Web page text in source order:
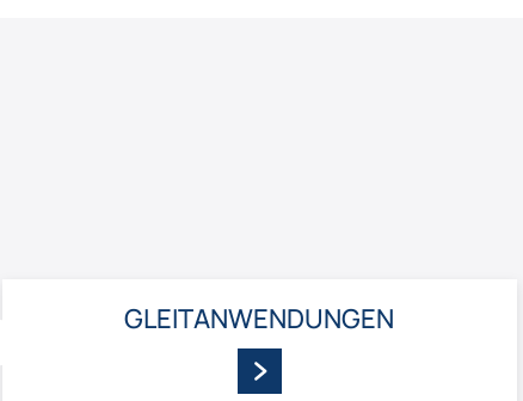
GLEIT­ANWENDUNGEN